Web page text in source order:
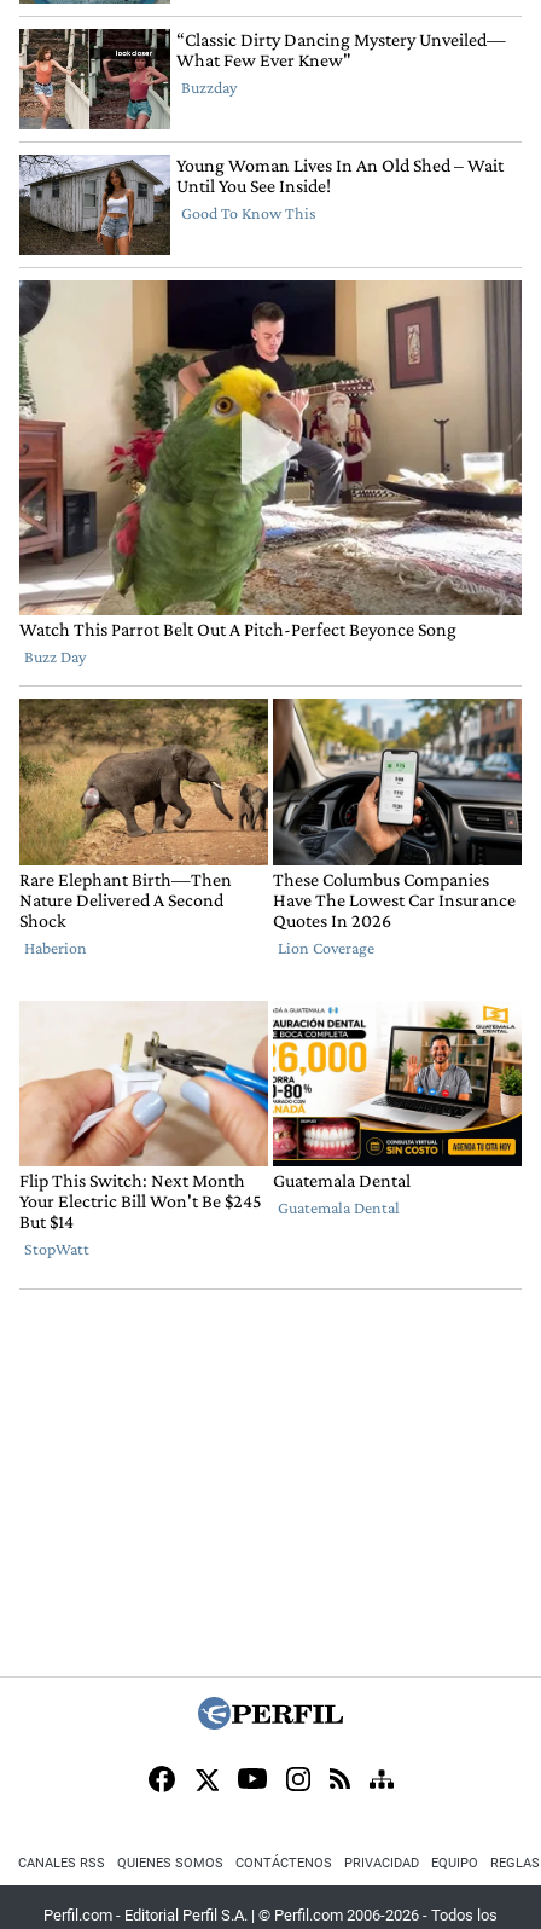
CANALES RSS QUIENES SOMOS CONTÁCTENOS PRIVACIDAD EQUIPO
Perfil.com - Editorial Perfil S.A. | © Perfil.com 2006-2026 - Todos los